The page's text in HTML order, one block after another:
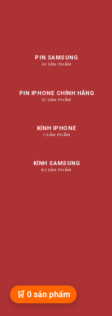
PIN SAMSUNG
42 SẢN PHẨM
PIN IPHONE CHÍNH HÃNG
27 SẢN PHẨM
KÍNH IPHONE
7 SẢN PHẨM
KÍNH SAMSUNG
82 SẢN PHẨM
🛒 0 sản phẩm